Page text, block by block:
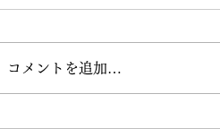
街角囲碁シリーズ②大分県
コメントを追加…